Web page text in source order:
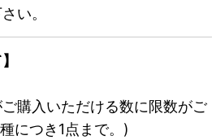
い。
購入いただける数に限数がご
につき1点まで。)